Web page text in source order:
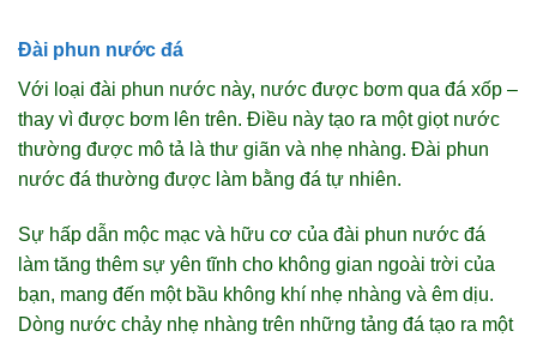
Đài phun nước đá
Với loại đài phun nước này, nước được bơm qua đá xốp –
thay vì được bơm lên trên. Điều này tạo ra một giọt nước
thường được mô tả là thư giãn và nhẹ nhàng. Đài phun
nước đá thường được làm bằng đá tự nhiên.
Sự hấp dẫn mộc mạc và hữu cơ của đài phun nước đá
làm tăng thêm sự yên tĩnh cho không gian ngoài trời của
bạn, mang đến một bầu không khí nhẹ nhàng và êm dịu.
Dòng nước chảy nhẹ nhàng trên những tảng đá tạo ra một